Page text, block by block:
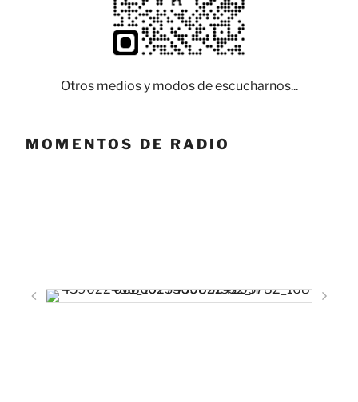
Otros medios y modos de escucharnos...
MOMENTOS DE RADIO